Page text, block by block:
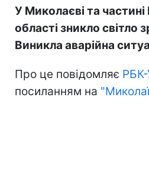
У Миколаєві та частині
області зникло світло
Виникла аварійна
Про це повідомляє РБК-
посиланням на